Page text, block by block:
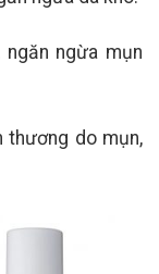
ngừa mụn
thương do mụn,